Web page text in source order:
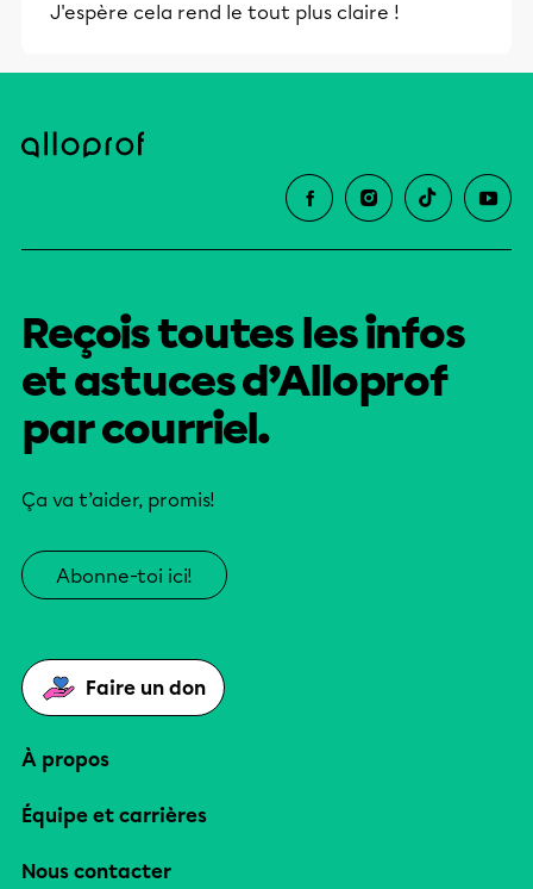
J'espère cela rend le tout plus claire !
Reçois toutes les infos
et astuces d’Alloprof
par courriel.
Ça va t’aider, promis!
Abonne-toi ici!
Faire un don
À propos
Équipe et carrières
Nous contacter